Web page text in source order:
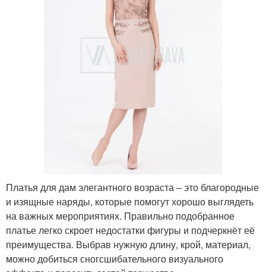
Платья для дам элегантного возраста – это благородные
и изящные наряды, которые помогут хорошо выглядеть
на важных мероприятиях. Правильно подобранное
платье легко скроет недостатки фигуры и подчеркнёт её
преимущества. Выбрав нужную длину, крой, материал,
можно добиться сногсшибательного визуального